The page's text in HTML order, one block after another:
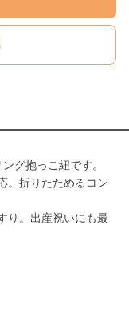
グ抱っこ紐です。
。折りたためるコン
り。出産祝いにも最